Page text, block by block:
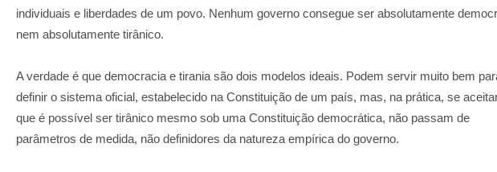
individuais e liberdades de um povo. Nenhum governo consegue ser absolutamente
nem absolutamente tirânico.
A verdade é que democracia e tirania são dois modelos ideais. Podem servir muito bem
definir o sistema oficial, estabelecido na Constituição de um país, mas, na prática, se
que é possível ser tirânico mesmo sob uma Constituição democrática, não passam de
parâmetros de medida, não definidores da natureza empírica do governo.